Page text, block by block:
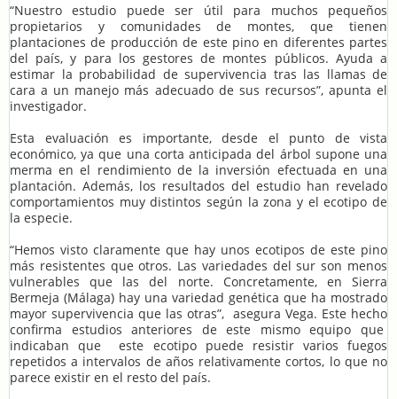
“Nuestro estudio puede ser útil para muchos pequeños
propietarios y comunidades de montes, que tienen
plantaciones de producción de este pino en diferentes partes
del país, y para los gestores de montes públicos. Ayuda a
estimar la probabilidad de supervivencia tras las llamas de
cara a un manejo más adecuado de sus recursos”, apunta el
investigador.
Esta evaluación es importante, desde el punto de vista
económico, ya que una corta anticipada del árbol supone una
merma en el rendimiento de la inversión efectuada en una
plantación. Además, los resultados del estudio han revelado
comportamientos muy distintos según la zona y el ecotipo de
la especie.
“Hemos visto claramente que hay unos ecotipos de este pino
más resistentes que otros. Las variedades del sur son menos
vulnerables que las del norte. Concretamente, en Sierra
Bermeja (Málaga) hay una variedad genética que ha mostrado
mayor supervivencia que las otras”, asegura Vega. Este hecho
confirma estudios anteriores de este mismo equipo que
indicaban que este ecotipo puede resistir varios fuegos
repetidos a intervalos de años relativamente cortos, lo que no
parece existir en el resto del país.